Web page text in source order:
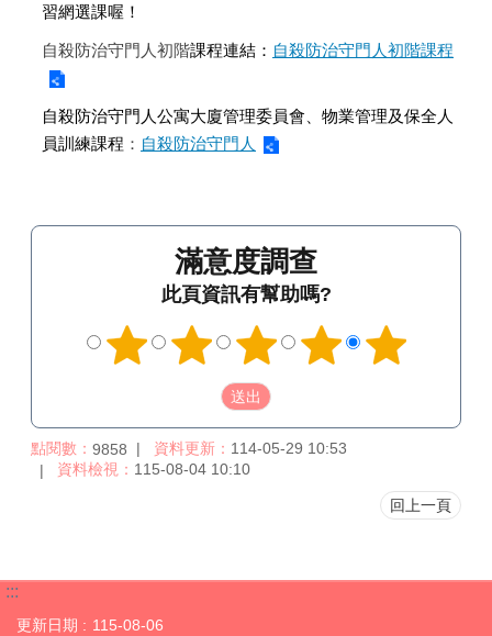
習網選課喔！
自殺防治守門人初階課程連結： 自殺防治守門人初階課程
自殺防治守門人公寓大廈管理委員會、物業管理及保全人
員訓練課程 ： 自殺防治守門人
滿意度調查
此頁資訊有幫助嗎?
點閱數： 9858 資料更新： 114-05-29 10:53
資料檢視： 115-08-04 10:10
回上一頁
:::
更新日期 115-08-06